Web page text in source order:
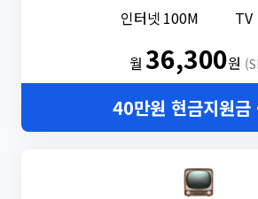
인터넷 100M TV
월36,300원
40만원 현금지원금